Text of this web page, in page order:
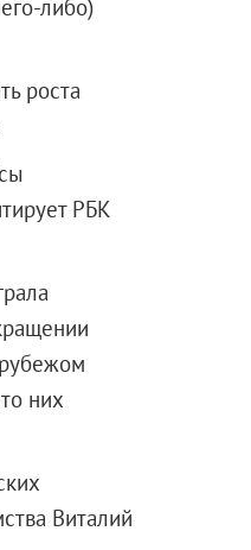
либо)
роста
РБК
них
Виталий